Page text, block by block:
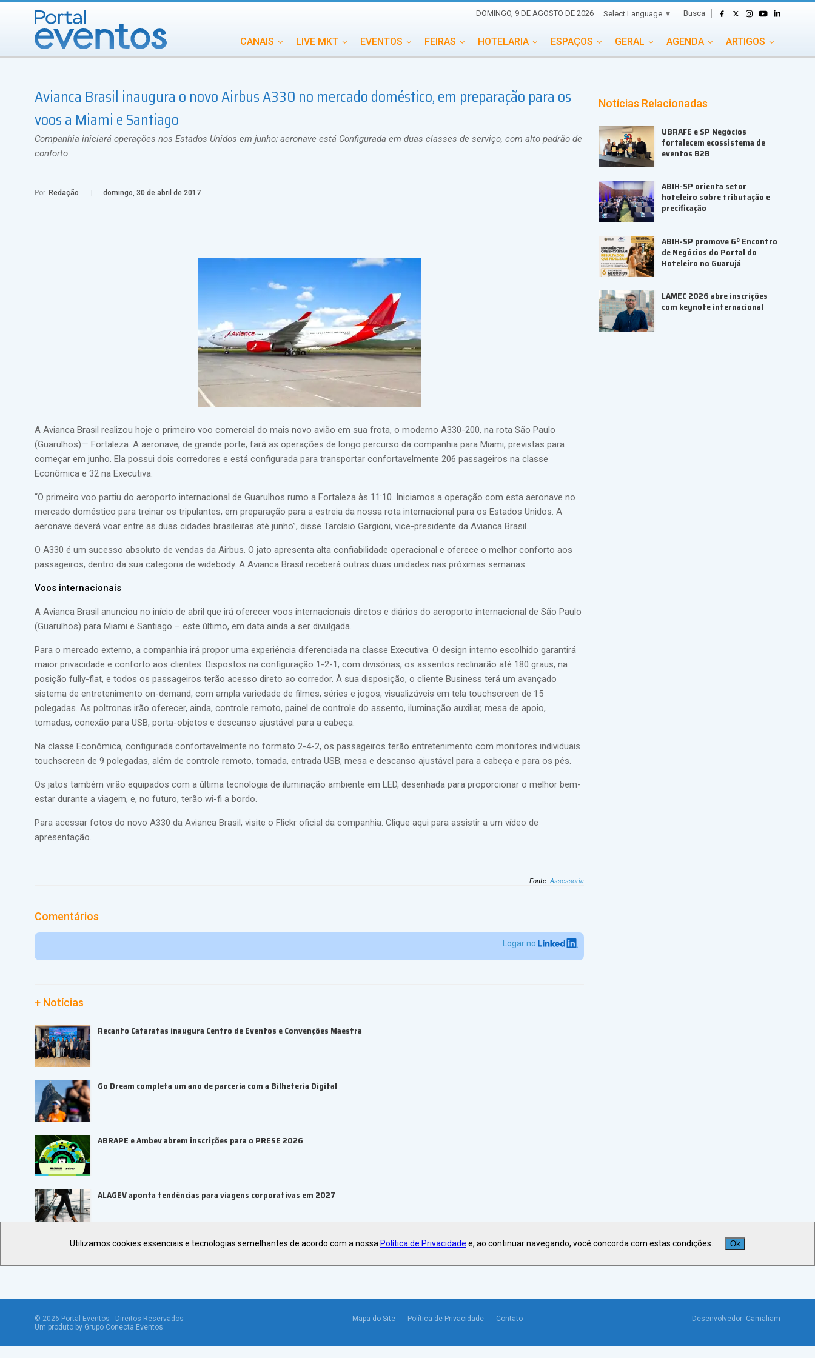
DOMINGO, 9 DE AGOSTO DE 2026 Select Language ▼ Busca
CANAIS LIVE MKT EVENTOS FEIRAS HOTELARIA ESPAÇOS GERAL AGENDA ARTIGOS
INCENTIVOS INTERNACIONAL MEMORIAL DE EVENTOS PERSONALIDADE PORTAL EVENTOS TV TRANSPORTES
TURISMO VAI E VEM
Avianca Brasil inaugura o novo Airbus A330 no mercado doméstico, em preparação para os
voos a Miami e Santiago
Companhia iniciará operações nos Estados Unidos em junho; aeronave está Configurada em duas classes de serviço, com alto padrão de
conforto.
Por Redação domingo, 30 de abril de 2017
A Avianca Brasil realizou hoje o primeiro voo comercial do mais novo avião em sua frota, o moderno A330-200, na rota São Paulo
(Guarulhos)― Fortaleza. A aeronave, de grande porte, fará as operações de longo percurso da companhia para Miami, previstas para
começar em junho. Ela possui dois corredores e está configurada para transportar confortavelmente 206 passageiros na classe
Econômica e 32 na Executiva.
“O primeiro voo partiu do aeroporto internacional de Guarulhos rumo a Fortaleza às 11:10. Iniciamos a operação com esta aeronave no
mercado doméstico para treinar os tripulantes, em preparação para a estreia da nossa rota internacional para os Estados Unidos. A
aeronave deverá voar entre as duas cidades brasileiras até junho”, disse Tarcísio Gargioni, vice-presidente da Avianca Brasil.
O A330 é um sucesso absoluto de vendas da Airbus. O jato apresenta alta confiabilidade operacional e oferece o melhor conforto aos
passageiros, dentro da sua categoria de widebody. A Avianca Brasil receberá outras duas unidades nas próximas semanas.
Voos internacionais
A Avianca Brasil anunciou no início de abril que irá oferecer voos internacionais diretos e diários do aeroporto internacional de São Paulo
(Guarulhos) para Miami e Santiago – este último, em data ainda a ser divulgada.
Para o mercado externo, a companhia irá propor uma experiência diferenciada na classe Executiva. O design interno escolhido garantirá
maior privacidade e conforto aos clientes. Dispostos na configuração 1-2-1, com divisórias, os assentos reclinarão até 180 graus, na
posição fully-flat, e todos os passageiros terão acesso direto ao corredor. À sua disposição, o cliente Business terá um avançado
sistema de entretenimento on-demand, com ampla variedade de filmes, séries e jogos, visualizáveis em tela touchscreen de 15
polegadas. As poltronas irão oferecer, ainda, controle remoto, painel de controle do assento, iluminação auxiliar, mesa de apoio,
tomadas, conexão para USB, porta-objetos e descanso ajustável para a cabeça.
Na classe Econômica, configurada confortavelmente no formato 2-4-2, os passageiros terão entretenimento com monitores individuais
touchscreen de 9 polegadas, além de controle remoto, tomada, entrada USB, mesa e descanso ajustável para a cabeça e para os pés.
Os jatos também virão equipados com a última tecnologia de iluminação ambiente em LED, desenhada para proporcionar o melhor bem-
estar durante a viagem, e, no futuro, terão wi-fi a bordo.
Para acessar fotos do novo A330 da Avianca Brasil, visite o Flickr oficial da companhia. Clique aqui para assistir a um vídeo de
apresentação.
Fonte:Assessoria
Comentários
Logar no
Notícias Relacionadas
UBRAFE e SP Negócios
fortalecem ecossistema de
eventos B2B
ABIH-SP orienta setor
hoteleiro sobre tributação e
precificação
ABIH-SP promove 6º Encontro
de Negócios do Portal do
Hoteleiro no Guarujá
LAMEC 2026 abre inscrições
com keynote internacional
+ Notícias
Recanto Cataratas inaugura Centro de Eventos e Convenções Maestra
Go Dream completa um ano de parceria com a Bilheteria Digital
ABRAPE e Ambev abrem inscrições para o PRESE 2026
ALAGEV aponta tendências para viagens corporativas em 2027
Veja + Últimas Notícias
© 2026 Portal Eventos - Direitos Reservados
Um produto by Grupo Conecta Eventos
Mapa do Site Política de Privacidade Contato Desenvolvedor: Camaliam
Utilizamos cookies essenciais e tecnologias semelhantes de acordo com a nossa Política de Privacidade e, ao continuar navegando, você concorda com estas condições. Ok